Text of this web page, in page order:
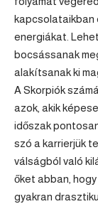
kapcsolataikban
energiákat.
bocsássanak
alakítsanak ki
A Skorpiók
azok, akik
időszak
szó a karrierjük
válságból való
őket abban,
gyakran